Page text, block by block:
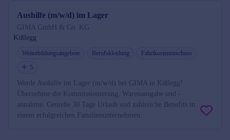
Aushilfe (m/w/d) im Lager
GIMA GmbH & Co. KG
Kißlegg
Weiterbildungsangebote Berufskleidung
Fahrtkostenzuschuss
5
Werde Aushilfe im Lager (m/w/d) bei GIMA in Kißlegg!
Übernehme die Kommissionierung, Warenausgabe und -
annahme. Genieße 30 Tage Urlaub und zahlreiche Benefits in
einem erfolgreichen Familienunternehmen.